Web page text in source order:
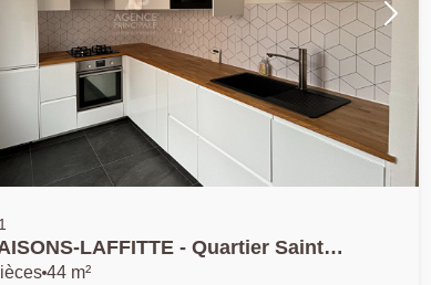
LAFFITTE - Quartier Saint
de 80.42m2 au sol
44 m²